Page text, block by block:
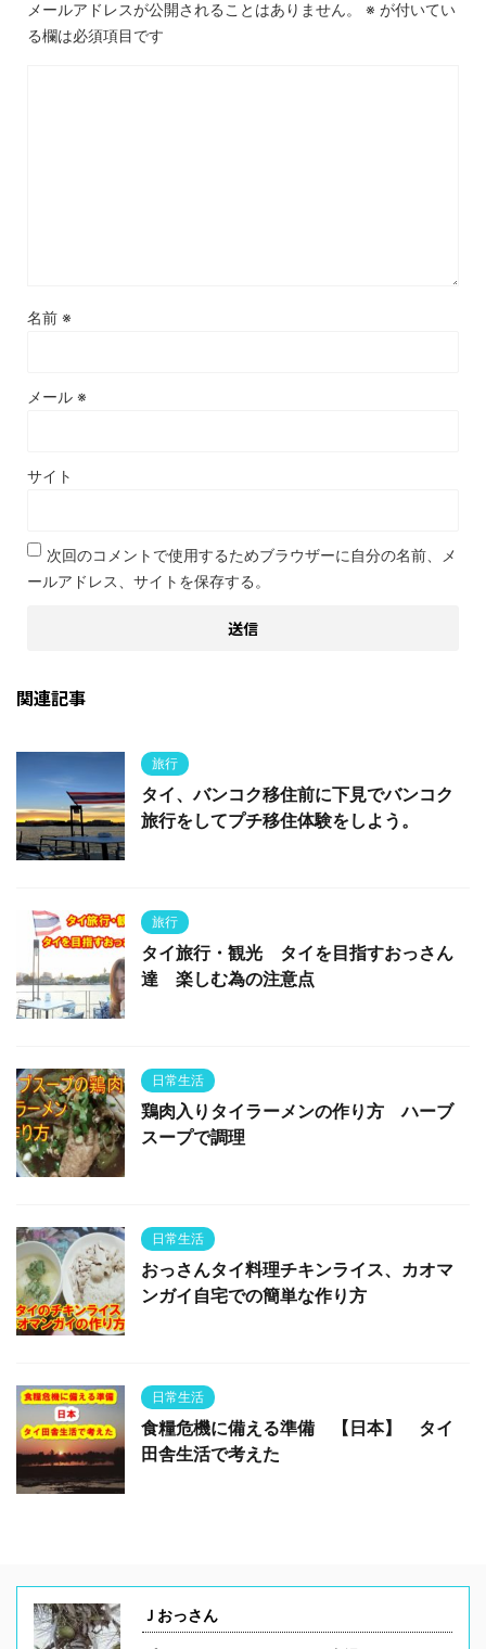
メールアドレスが公開されることはありません。 ※ が付いてい
る欄は必須項目です
名前 ※
メール ※
サイト
次回のコメントで使用するためブラウザーに自分の名前、メ
ールアドレス、サイトを保存する。
関連記事
旅行
タイ、バンコク移住前に下見でバンコク
旅行をしてプチ移住体験をしよう。
旅行
タイ旅行・観光 タイを目指すおっさん
達 楽しむ為の注意点
日常生活
鶏肉入りタイラーメンの作り方 ハーブ
スープで調理
日常生活
おっさんタイ料理チキンライス、カオマ
ンガイ自宅での簡単な作り方
日常生活
食糧危機に備える準備 【日本】 タイ
田舎生活で考えた
Ｊおっさん